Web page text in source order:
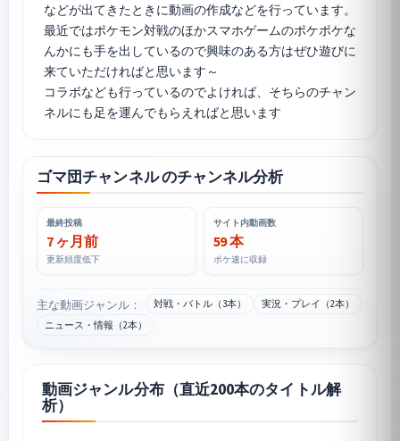
などが出てきたときに動画の作成などを行っています。
最近ではポケモン対戦のほかスマホゲームのポケポケな
んかにも手を出しているので興味のある方はぜひ遊びに
来ていただければと思います～
コラボなども行っているのでよければ、そちらのチャン
ゴマ団チャンネル のチャンネル分析
最終投稿
7 ヶ月前
更新頻度低下
サイト内動画数
59 本
ポケ速に収録
主な動画ジャンル： 対戦・バトル（3本）
実況・プレイ（2本）
ニュース・情報（2本）
動画ジャンル分布（直近200本のタイトル解
析）